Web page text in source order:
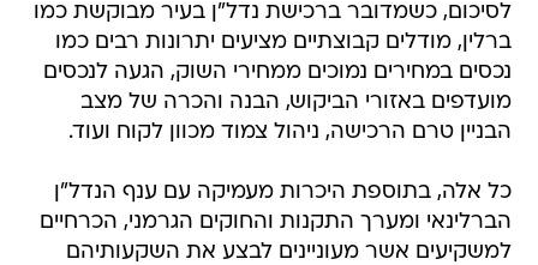
לסיכום, כשמדובר ברכישת נדל"ן בעיר מבוקשת כמו
ברלין, מודלים קבוצתיים מציעים יתרונות רבים כמו
נכסים במחירים נמוכים ממחירי השוק, הגעה לנכסים
מועדפים באזורי הביקוש, הבנה והכרה של מצב
הבניין טרם הרכישה, ניהול צמוד מכוון לקוח ועוד.
כל אלה, בתוספת היכרות מעמיקה עם ענף הנדל"ן
הברלינאי ומערך התקנות והחוקים הגרמני, הכרחיים
למשקיעים אשר מעוניינים לבצע את השקעותיהם